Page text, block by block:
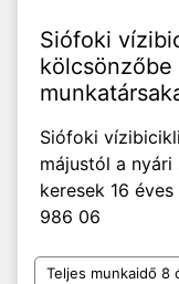
Siófoki
kölcsönzőbe
Siófoki
májustól a
keresek 16
986 06
Teljes munkaidő 8